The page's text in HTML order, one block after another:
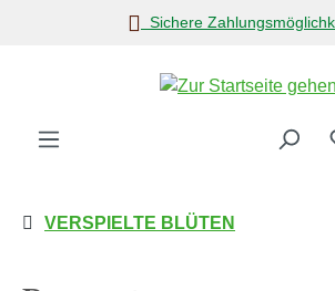
Zum Hauptinhalt springen
Sichere
VERSPIELTE BLÜTEN